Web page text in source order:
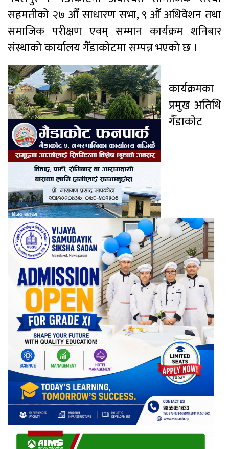
सहमतीको २७ औँ साधारण सभा, ९ औँ अधिवेशन तथा
समाजिक परीक्षण एवम् सम्मान कार्यक्रम शनिबार
संस्थाको कार्यालय गैँडाकोटमा सम्पन्न भएको छ ।
कार्यक्रमका
प्रमुख अतिथि
गैँडाकोट